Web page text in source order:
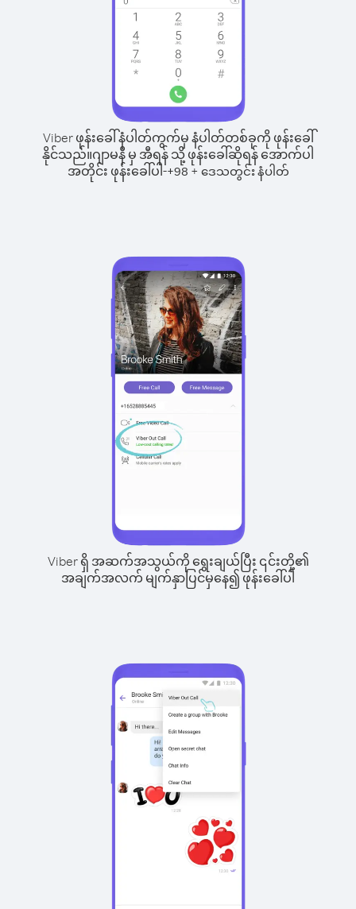
Viber ဖုန်းခေါ်နံပါတ်ကွက်မှ နံပါတ်တစ်ခုကို ဖုန်းခေါ်
နိုင်သည်။ဂျာမနီ မှ အီရန် သို့ ဖုန်းခေါ်ဆိုရန် အောက်ပါ
အတိုင်း ဖုန်းခေါ်ပါ-+98 + ဒေသတွင်း နံပါတ်
Viber ရှိ အဆက်အသွယ်ကို ရွေးချယ်ပြီး ၎င်းတို့၏
အချက်အလက် မျက်နှာပြင်မှနေ၍ ဖုန်းခေါ်ပါ